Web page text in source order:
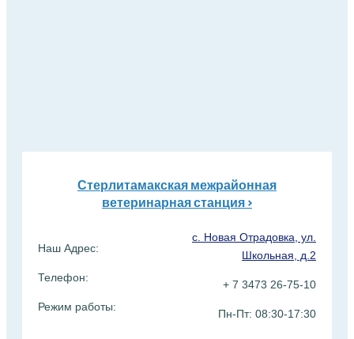
Стерлитамакская межрайонная
ветеринарная станция >
Наш Адрес:
Телефон:
Режим работы:
с. Новая Отрадовка, ул.
Школьная, д.2
+ 7 3473 26-75-10
Пн-Пт: 08:30-17:30